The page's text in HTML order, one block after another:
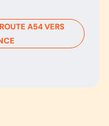
A54VERS